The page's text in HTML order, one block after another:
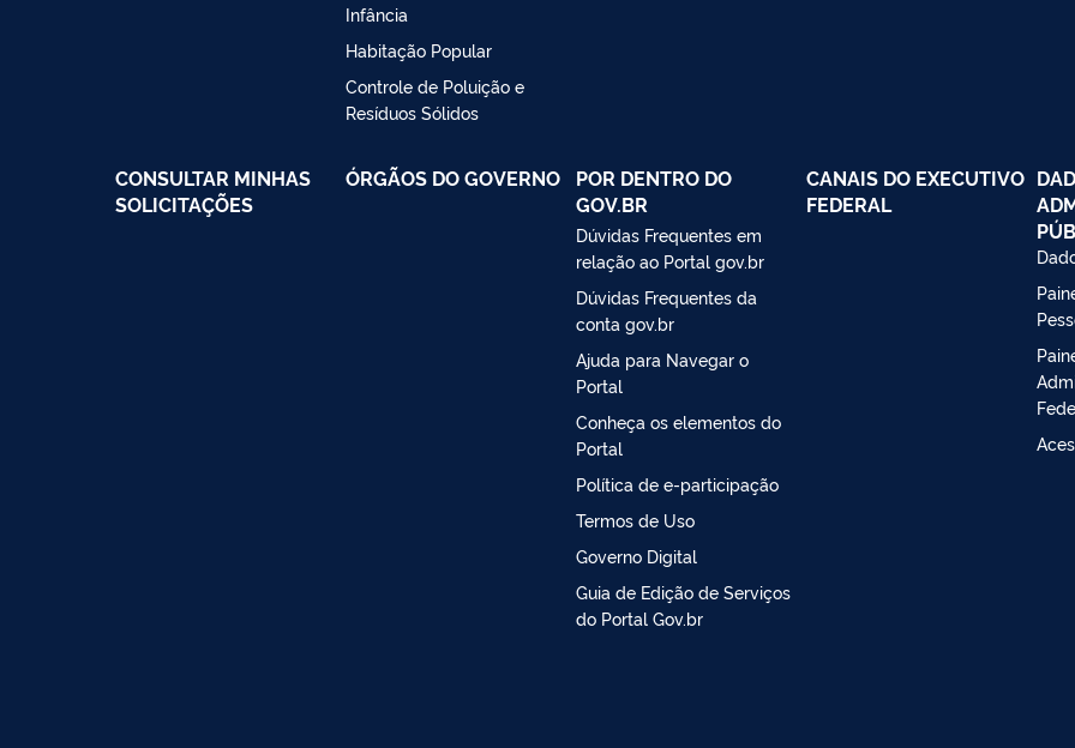
Infância
Habitação Popular
Controle de Poluição e
Resíduos Sólidos
CONSULTAR MINHAS
SOLICITAÇÕES
ÓRGÃOS DO GOVERNO
POR DENTRO DO
GOV.BR
Dúvidas Frequentes em
relação ao Portal gov.br
Dúvidas Frequentes da
conta gov.br
Ajuda para Navegar o
Portal
Conheça os elementos do
Portal
Política de e-participação
Termos de Uso
Governo Digital
Guia de Edição de Serviços
do Portal Gov.br
CANAIS DO EXECUTIVO
FEDERAL